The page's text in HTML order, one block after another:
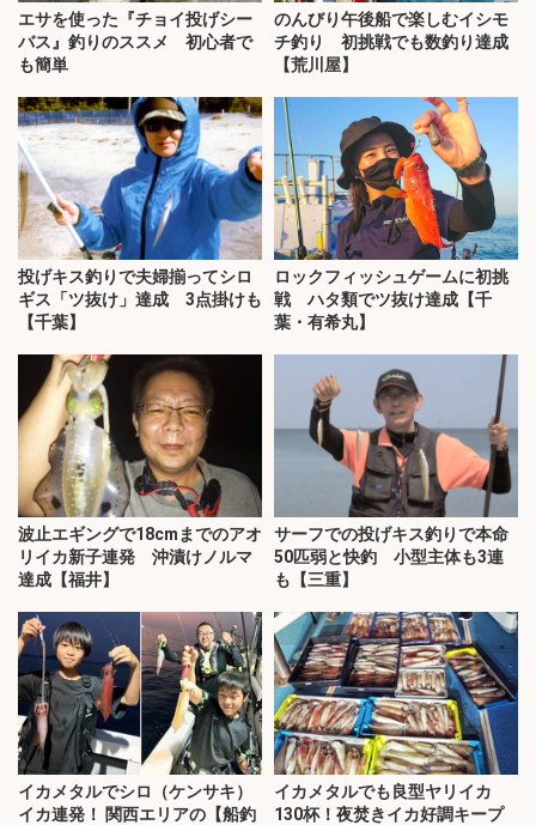
エサを使った『チョイ投げシー
バス』釣りのススメ 初心者で
も簡単
のんびり午後船で楽しむイシモ
チ釣り 初挑戦でも数釣り達成
【荒川屋】
投げキス釣りで夫婦揃ってシロ
ギス「ツ抜け」達成 3点掛けも
【千葉】
ロックフィッシュゲームに初挑
戦 ハタ類でツ抜け達成【千
葉・有希丸】
波止エギングで18cmまでのアオ
リイカ新子連発 沖漬けノルマ
達成【福井】
サーフでの投げキス釣りで本命
50匹弱と快釣 小型主体も3連
も【三重】
イカメタルでシロ（ケンサキ）
イカ連発！ 関西エリアの【船釣
イカメタルでも良型ヤリイカ
130杯！夜焚きイカ好調キープ